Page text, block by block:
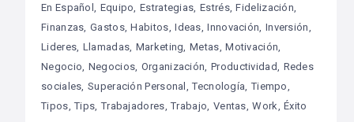
En Español Equipo Estrategias Estrés Fidelización
Finanzas Gastos Habitos Ideas Innovación Inversión
Lideres Llamadas Marketing Metas Motivación
Negocio Negocios Organización Productividad Redes
sociales Superación Personal Tecnología Tiempo
Tipos Tips Trabajadores Trabajo Ventas Work Éxito